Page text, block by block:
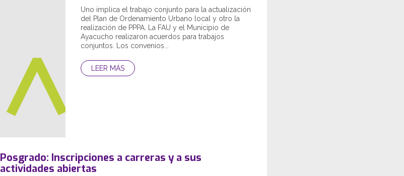
Uno implica el trabajo conjunto para la actualización
del Plan de Ordenamiento Urbano local y otro la
realización de PPPA. La FAU y el Municipio de
Ayacucho realizaron acuerdos para trabajos
conjuntos. Los convenios...
LEER MÁS
Posgrado: Inscripciones a carreras y a sus
actividades abiertas